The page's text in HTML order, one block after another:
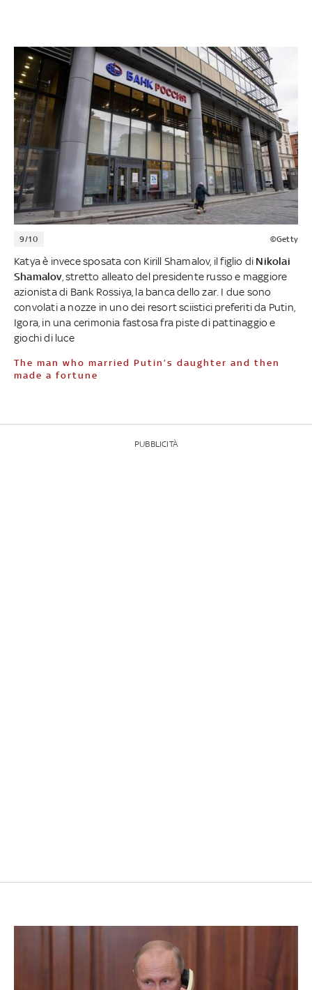
9/10 ©Getty
Katya è invece sposata con Kirill Shamalov, il figlio di Nikolai
Shamalov, stretto alleato del presidente russo e maggiore
azionista di Bank Rossiya, la banca dello zar. I due sono
convolati a nozze in uno dei resort sciistici preferiti da Putin,
Igora, in una cerimonia fastosa fra piste di pattinaggio e
giochi di luce
The man who married Putin’s daughter and then
made a fortune
PUBBLICITÀ